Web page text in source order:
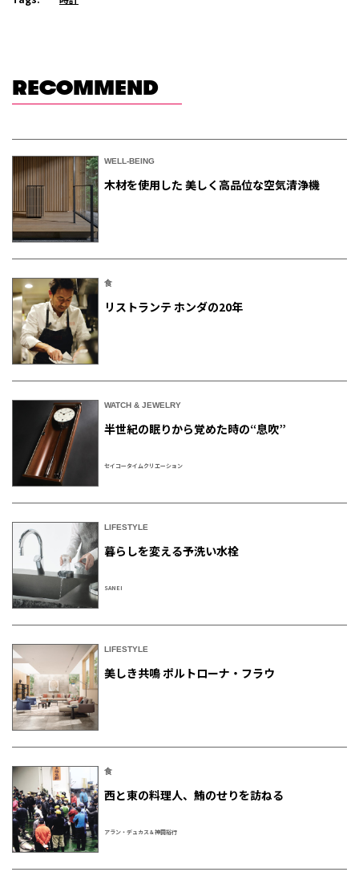
RECOMMEND
WELL-BEING
木材を使用した 美しく高品位な空気清浄機
食
リストランテ ホンダの20年
WATCH & JEWELRY
半世紀の眠りから覚めた時の“息吹”
セイコータイムクリエーション
LIFESTYLE
暮らしを変える予洗い水栓
SANEI
LIFESTYLE
美しき共鳴 ポルトローナ・フラウ
食
西と東の料理人、鮪のせりを訪ねる
アラン・デュカス＆神田裕行